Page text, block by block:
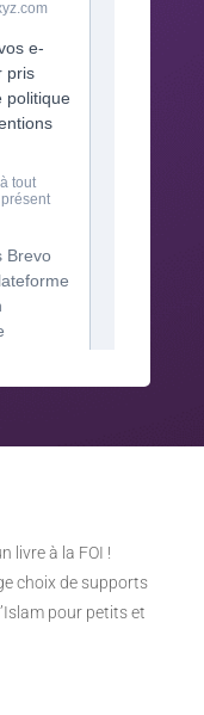
livre à la FOI !
choix de supports
pour petits et